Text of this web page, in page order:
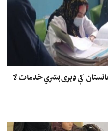
کې ډېری بشري خدمات لا